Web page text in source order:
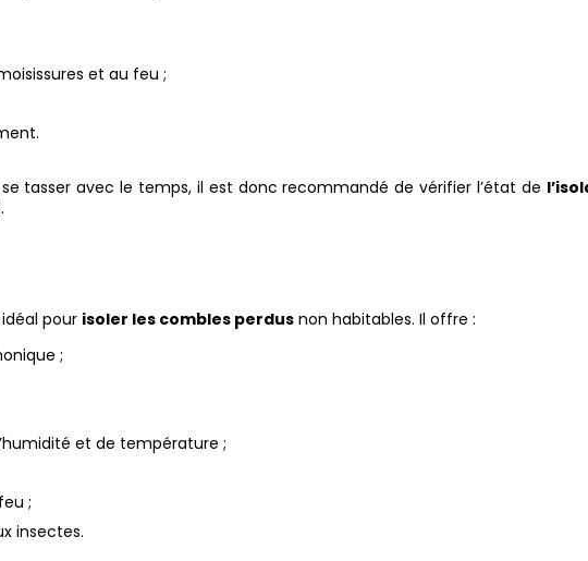
et au feu ;
tasser avec le temps, il est donc recommandé de vérifier l’état de
pour isoler les combles perdus non habitables. Il offre :
;
et de température ;
;
insectes.